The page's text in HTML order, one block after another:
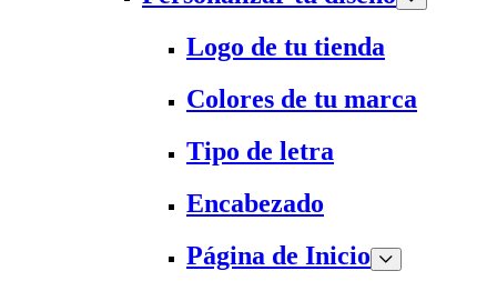
Logo de tu tienda
Colores de tu marca
Tipo de letra
Encabezado
Página de Inicio